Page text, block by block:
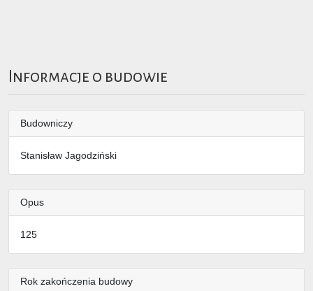
Informacje o budowie
Budowniczy
Stanisław Jagodziński
Opus
125
Rok zakończenia budowy